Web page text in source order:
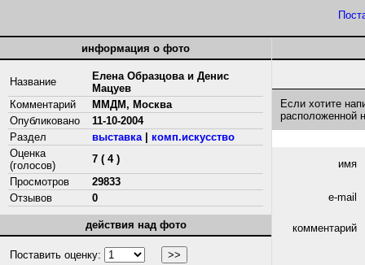
информация о фото
Название
Елена Образцова и Денис
Мацуев
Комментарий
ММДМ, Москва
Опубликовано
11-10-2004
Раздел
выставка| комп.искусство
Оценка
(голосов)
7 ( 4 )
Просмотров
29833
Отзывов
0
действия над фото
Поставить оценку:
Если хотите
расположенной
имя
e-mail
комментарий